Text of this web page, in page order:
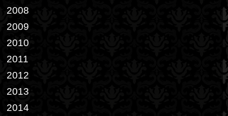
2008
2009
2010
2011
2012
2013
2014